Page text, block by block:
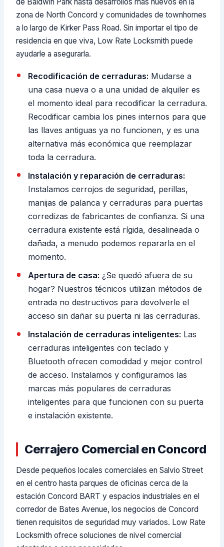
zona de North Concord y comunidades de townhomes
a lo largo de Kirker Pass Road. Sin importar el tipo de
residencia en que viva, Low Rate Locksmith puede
ayudarle a asegurarla.
Recodificación de cerraduras: Mudarse a
una casa nueva o a una unidad de alquiler es
el momento ideal para recodificar la cerradura.
Recodificar cambia los pines internos para que
las llaves antiguas ya no funcionen, y es una
alternativa más económica que reemplazar
toda la cerradura.
Instalación y reparación de cerraduras:
Instalamos cerrojos de seguridad, perillas,
manijas de palanca y cerraduras para puertas
corredizas de fabricantes de confianza. Si una
cerradura existente está rígida, desalineada o
dañada, a menudo podemos repararla en el
momento.
Apertura de casa: ¿Se quedó afuera de su
hogar? Nuestros técnicos utilizan métodos de
entrada no destructivos para devolverle el
acceso sin dañar su puerta ni las cerraduras.
Instalación de cerraduras inteligentes: Las
cerraduras inteligentes con teclado y
Bluetooth ofrecen comodidad y mejor control
de acceso. Instalamos y configuramos las
marcas más populares de cerraduras
inteligentes para que funcionen con su puerta
e instalación existente.
Cerrajero Comercial en Concord
Desde pequeños locales comerciales en Salvio Street
en el centro hasta parques de oficinas cerca de la
estación Concord BART y espacios industriales en el
corredor de Bates Avenue, los negocios de Concord
tienen requisitos de seguridad muy variados. Low Rate
Locksmith ofrece soluciones de nivel comercial